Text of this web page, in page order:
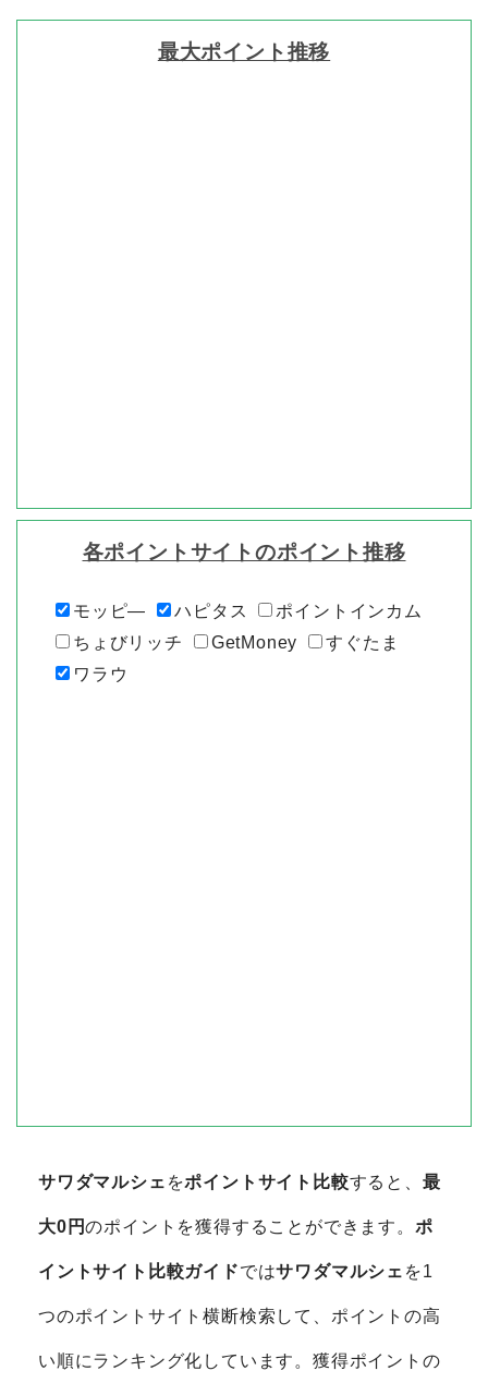
最大ポイント推移
各ポイントサイトのポイント推移
モッピ― ハピタス
ポイントインカム
ちょびリッチ
GetMoney
すぐたま
ワラウ
サワダマルシェ をポイントサイト比較すると、 最
大0円のポイントを獲得することができます。 ポ
イントサイト比較ガイドではサワダマルシェ を1
つのポイントサイト横断検索して、ポイントの高
い順にランキング化しています。獲得ポイントの